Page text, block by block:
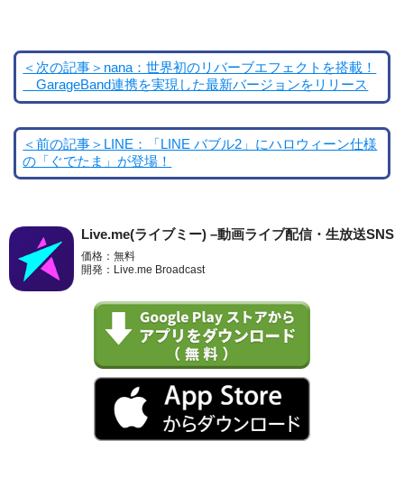
＜次の記事＞nana：世界初のリバーブエフェクトを搭載！
GarageBand連携を実現した最新バージョンをリリース
＜前の記事＞LINE：「LINE バブル2」にハロウィーン仕様
の「ぐでたま」が登場！
Live.me(ライブミー) –動画ライブ配信・生放送SNS
価格：無料
開発：Live.me Broadcast